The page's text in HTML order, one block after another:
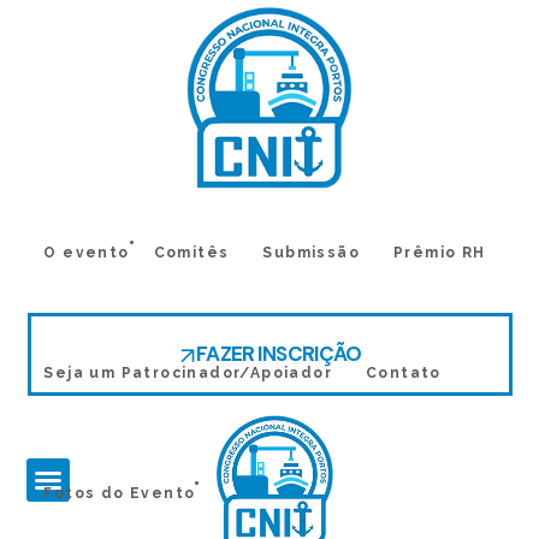
O evento Comitês Submissão Prêmio RH
Seja um Patrocinador/Apoiador Contato
Fotos do Evento
FAZER INSCRIÇÃO